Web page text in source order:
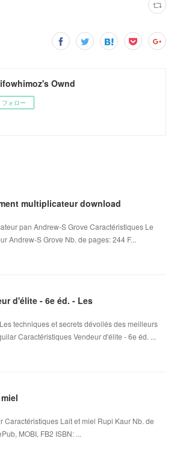
Ownd
フォロー
multiplicateur download
pan Andrew-S Grove Caractéristiques Le
Andrew-S Grove Nb. de pages: 244 F...
d'élite - 6e éd. - Les
techniques et secrets dévoilés des meilleurs
Caractéristiques Vendeur d'élite - 6e éd. ...
Caractéristiques Lait et miel Rupi Kaur Nb. de
MOBI, FB2 ISBN: ...